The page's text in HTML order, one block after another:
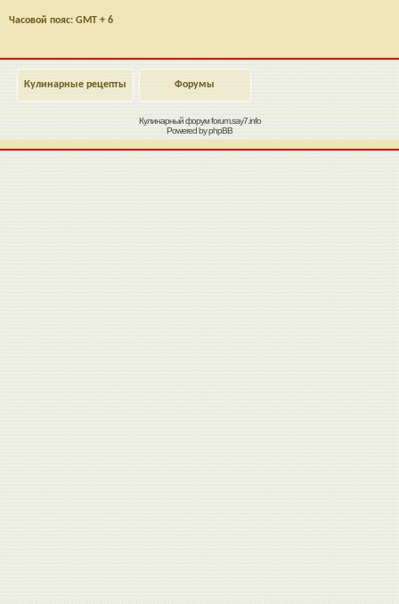
Часовой пояс: GMT + 6
Кулинарные рецепты Форумы
Кулинарный форумforum.say7.info
Powered byphpBB